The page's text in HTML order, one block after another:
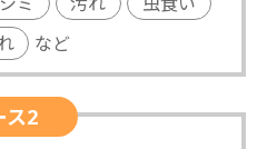
など
ス2